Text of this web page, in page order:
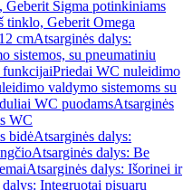
Sigma potinkiniams
tinklo, Geberit Omega
cmAtsarginės dalys:
sistemos, su pneumatiniu
funkcijaiPriedai WC nuleidimo
valdymo sistemoms su
WC puodamsAtsarginės
WC
bidėAtsarginės dalys:
Atsarginės dalys: Be
Atsarginės dalys: Išorinei ir
Integruotai pisuarų